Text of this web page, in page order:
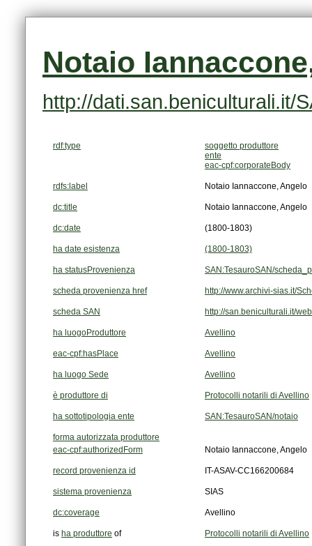
Notaio
http://dati.san.beniculturali.it/
rdf:type
soggetto produttore
ente
eac-cpf:corporateBody
rdfs:label Notaio Iannaccone, Angelo
dc:title Notaio Iannaccone, Angelo
dc:date (1800-1803)
ha date esistenza (1800-1803)
ha statusProvenienza SAN:TesauroSAN/
scheda provenienza href http://www.archivi-sias.it/
scheda SAN http://san.beniculturali.it/
ha luogoProduttore Avellino
eac-cpf:hasPlace Avellino
ha luogo Sede Avellino
è produttore di Protocolli notarili di Avellino
ha sottotipologia ente SAN:TesauroSAN/notaio
forma autorizzata produttore
eac-cpf:authorizedForm
Notaio Iannaccone, Angelo
record provenienza id IT-ASAV-CC166200684
sistema provenienza SIAS
dc:coverage Avellino
is ha produttore of Protocolli notarili di Avellino